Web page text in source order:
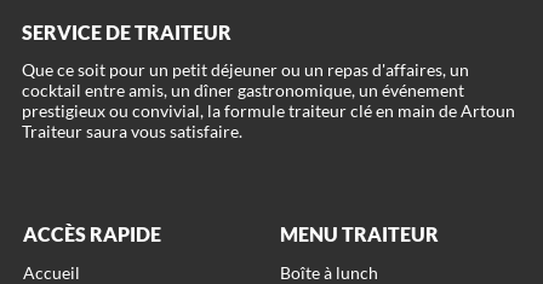
SERVICE DE TRAITEUR
Que ce soit pour un petit déjeuner ou un repas d'affaires, un
cocktail entre amis, un dîner gastronomique, un événement
prestigieux ou convivial, la formule traiteur clé en main de Artoun
ACCÈS RAPIDE
Accueil
MENU TRAITEUR
Boîte à lunch